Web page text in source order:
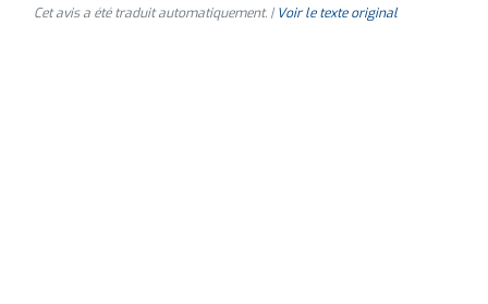
Cet avis a été traduit automatiquement. | Voir le texte original